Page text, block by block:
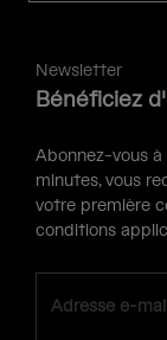
Newsletter
Bénéficiez
Abonnez-vous
minutes, vous
votre première
conditions